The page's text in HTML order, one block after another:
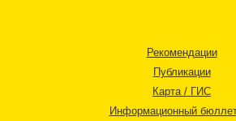
Рекомендации
Публикации
Карта / ГИС
Информационный